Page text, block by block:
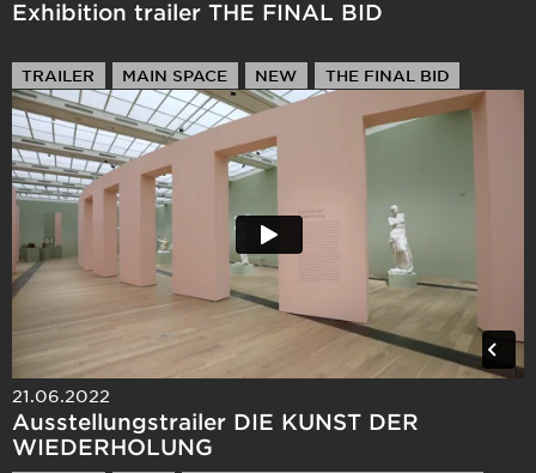
Exhibition trailer THE FINAL BID
TRAILER MAIN SPACE NEW THE FINAL BID
21.06.2022
Ausstellungstrailer DIE KUNST DER
WIEDERHOLUNG